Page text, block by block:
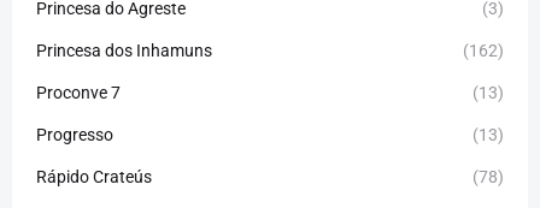
Princesa do Agreste (3)
Princesa dos Inhamuns (162)
Proconve 7 (13)
Progresso (13)
Rápido Crateús (78)